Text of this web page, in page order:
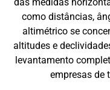
como distâncias,
altimétrico se
altitudes e
levantamento
empresas de